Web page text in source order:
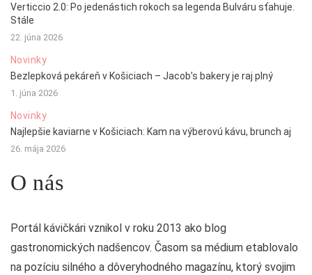
Verticcio 2.0: Po jedenástich rokoch sa legenda Bulváru sťahuje.
Stále
22. júna 2026
Novinky
Bezlepková pekáreň v Košiciach – Jacob’s bakery je raj plný
1. júna 2026
Novinky
Najlepšie kaviarne v Košiciach: Kam na výberovú kávu, brunch aj
26. mája 2026
O nás
Portál kávičkári vznikol v roku 2013 ako blog
gastronomických nadšencov. Časom sa médium etablovalo
na pozíciu silného a dôveryhodného magazínu, ktorý svojim